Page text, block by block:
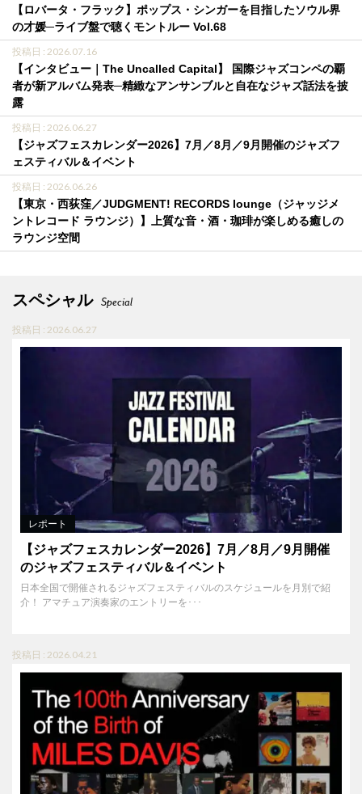
【ロバータ・フラック】ポップス・シンガーを目指したソウル界
の才媛─ライブ盤で聴くモントルー Vol.68
投稿日 : 2026.07.16
【インタビュー｜The Uncalled Capital】 国際ジャズコンペの覇
者が新アルバム発表─精緻なアンサンブルと自在なジャズ話法を披
露
投稿日 : 2026.06.27
【ジャズフェスカレンダー2026】7月／8月／9月開催のジャズフ
ェスティバル＆イベント
投稿日 : 2026.06.26
【東京・西荻窪／JUDGMENT! RECORDS lounge（ジャッジメ
ントレコード ラウンジ）】上質な音・酒・珈琲が楽しめる癒しの
ラウンジ空間
スペシャル Special
投稿日 : 2026.06.27
レポート
【ジャズフェスカレンダー2026】7月／8月／9月開催
のジャズフェスティバル＆イベント
日本全国で開催されるジャズフェスティバルのスケジュールを月別で紹
介！ アマチュア演奏家のエントリーを･･･
投稿日 : 2026.04.21